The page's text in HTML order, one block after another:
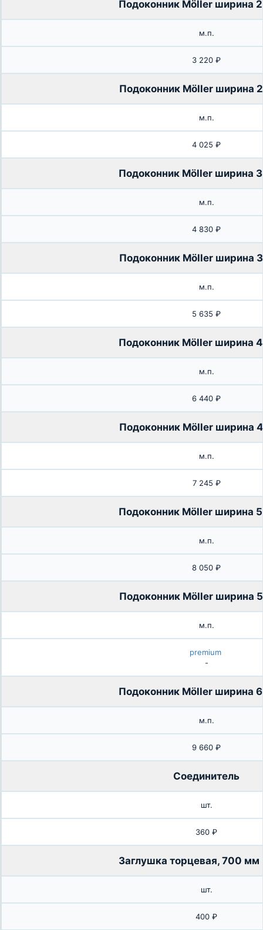
Подоконник Möller ширина
м.п.
3 220 ₽
Подоконник Möller ширина
м.п.
4 025 ₽
Подоконник Möller ширина
м.п.
4 830 ₽
Подоконник Möller ширина
м.п.
5 635 ₽
Подоконник Möller ширина
м.п.
6 440 ₽
Подоконник Möller ширина
м.п.
7 245 ₽
Подоконник Möller ширина
м.п.
8 050 ₽
Подоконник Möller ширина
м.п.
premium
-
Подоконник Möller ширина
м.п.
9 660 ₽
Соединитель
шт.
360 ₽
Заглушка торцевая, 700 мм
шт.
400 ₽